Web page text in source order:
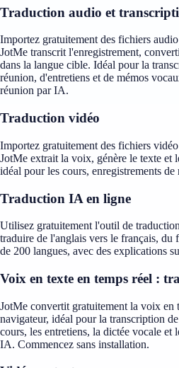
Traduction audio et
Importez gratuitement des fichiers
JotMe transcrit l'enregistrement,
dans la langue cible. Idéal pour la
réunion, d'entretiens et de mémos
réunion par IA.
Traduction vidéo
Importez gratuitement des fichiers
JotMe extrait la voix, génère le texte et
idéal pour les cours, enregistrements
Traduction IA en ligne
Utilisez gratuitement l'outil de
traduire de l'anglais vers le français, du
de 200 langues, avec des explications
Voix en texte en temps réel :
JotMe convertit gratuitement la voix en
navigateur, idéal pour la transcription
cours, les entretiens, la dictée vocale et
IA. Commencez sans installation.